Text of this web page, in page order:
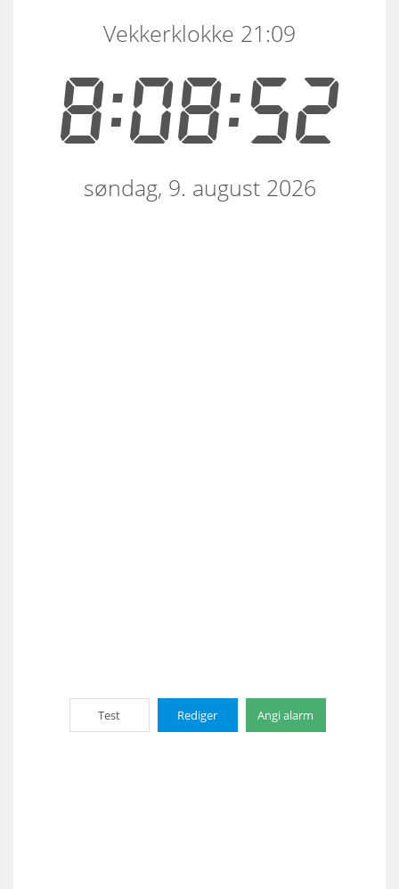
8:08:52
Vekkerklokke 21:09
søndag, 9. august 2026
Test Rediger Angi alarm